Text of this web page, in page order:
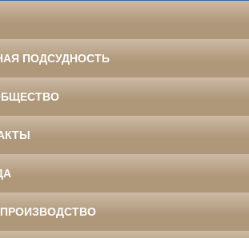
ПОДСУДНОСТЬ